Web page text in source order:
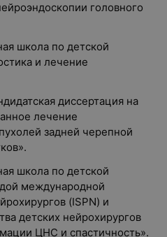
головного
школа по детской
и лечение
диссертация на
лечение
задней черепной
школа по детской
международной
(ISPN) и
детских нейрохирургов
ЦНС и спастичность».